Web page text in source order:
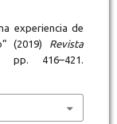
experiencia de
(2019) Revista
pp. 416–421.